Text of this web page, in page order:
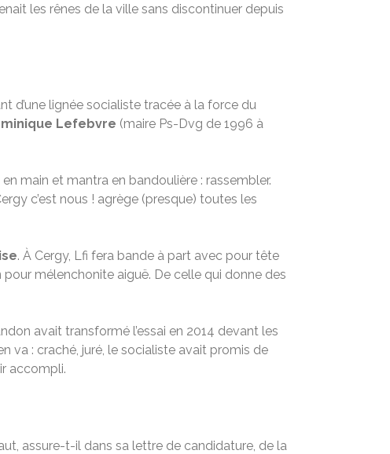
les rênes de la ville sans discontinuer depuis
d’une lignée socialiste tracée à la force du
Lefebvre (maire Ps-Dvg de 1996 à
main et mantra en bandoulière : rassembler.
c’est nous ! agrège (presque) toutes les
. À Cergy, Lfi fera bande à part avec pour tête
mélenchonite aiguë. De celle qui donne des
avait transformé l’essai en 2014 devant les
va : craché, juré, le socialiste avait promis de
accompli.
assure-t-il dans sa lettre de candidature, de la